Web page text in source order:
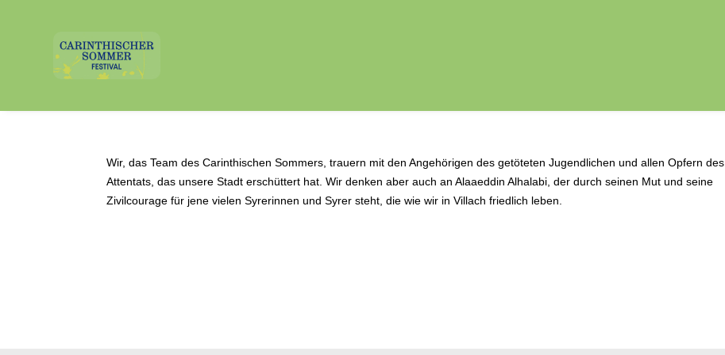
Wir, das Team des Carinthischen Sommers, trauern mit den Angehörigen des getöteten Jugendlichen und allen Opfern des
Attentats, das unsere Stadt erschüttert hat. Wir denken aber auch an Alaaeddin Alhalabi, der durch seinen Mut und seine
Zivilcourage für jene vielen Syrerinnen und Syrer steht, die wie wir in Villach friedlich leben.